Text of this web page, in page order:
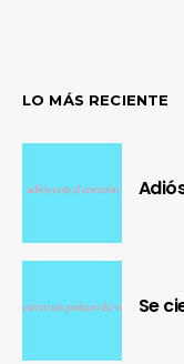
LO MÁS RECIENTE
Se